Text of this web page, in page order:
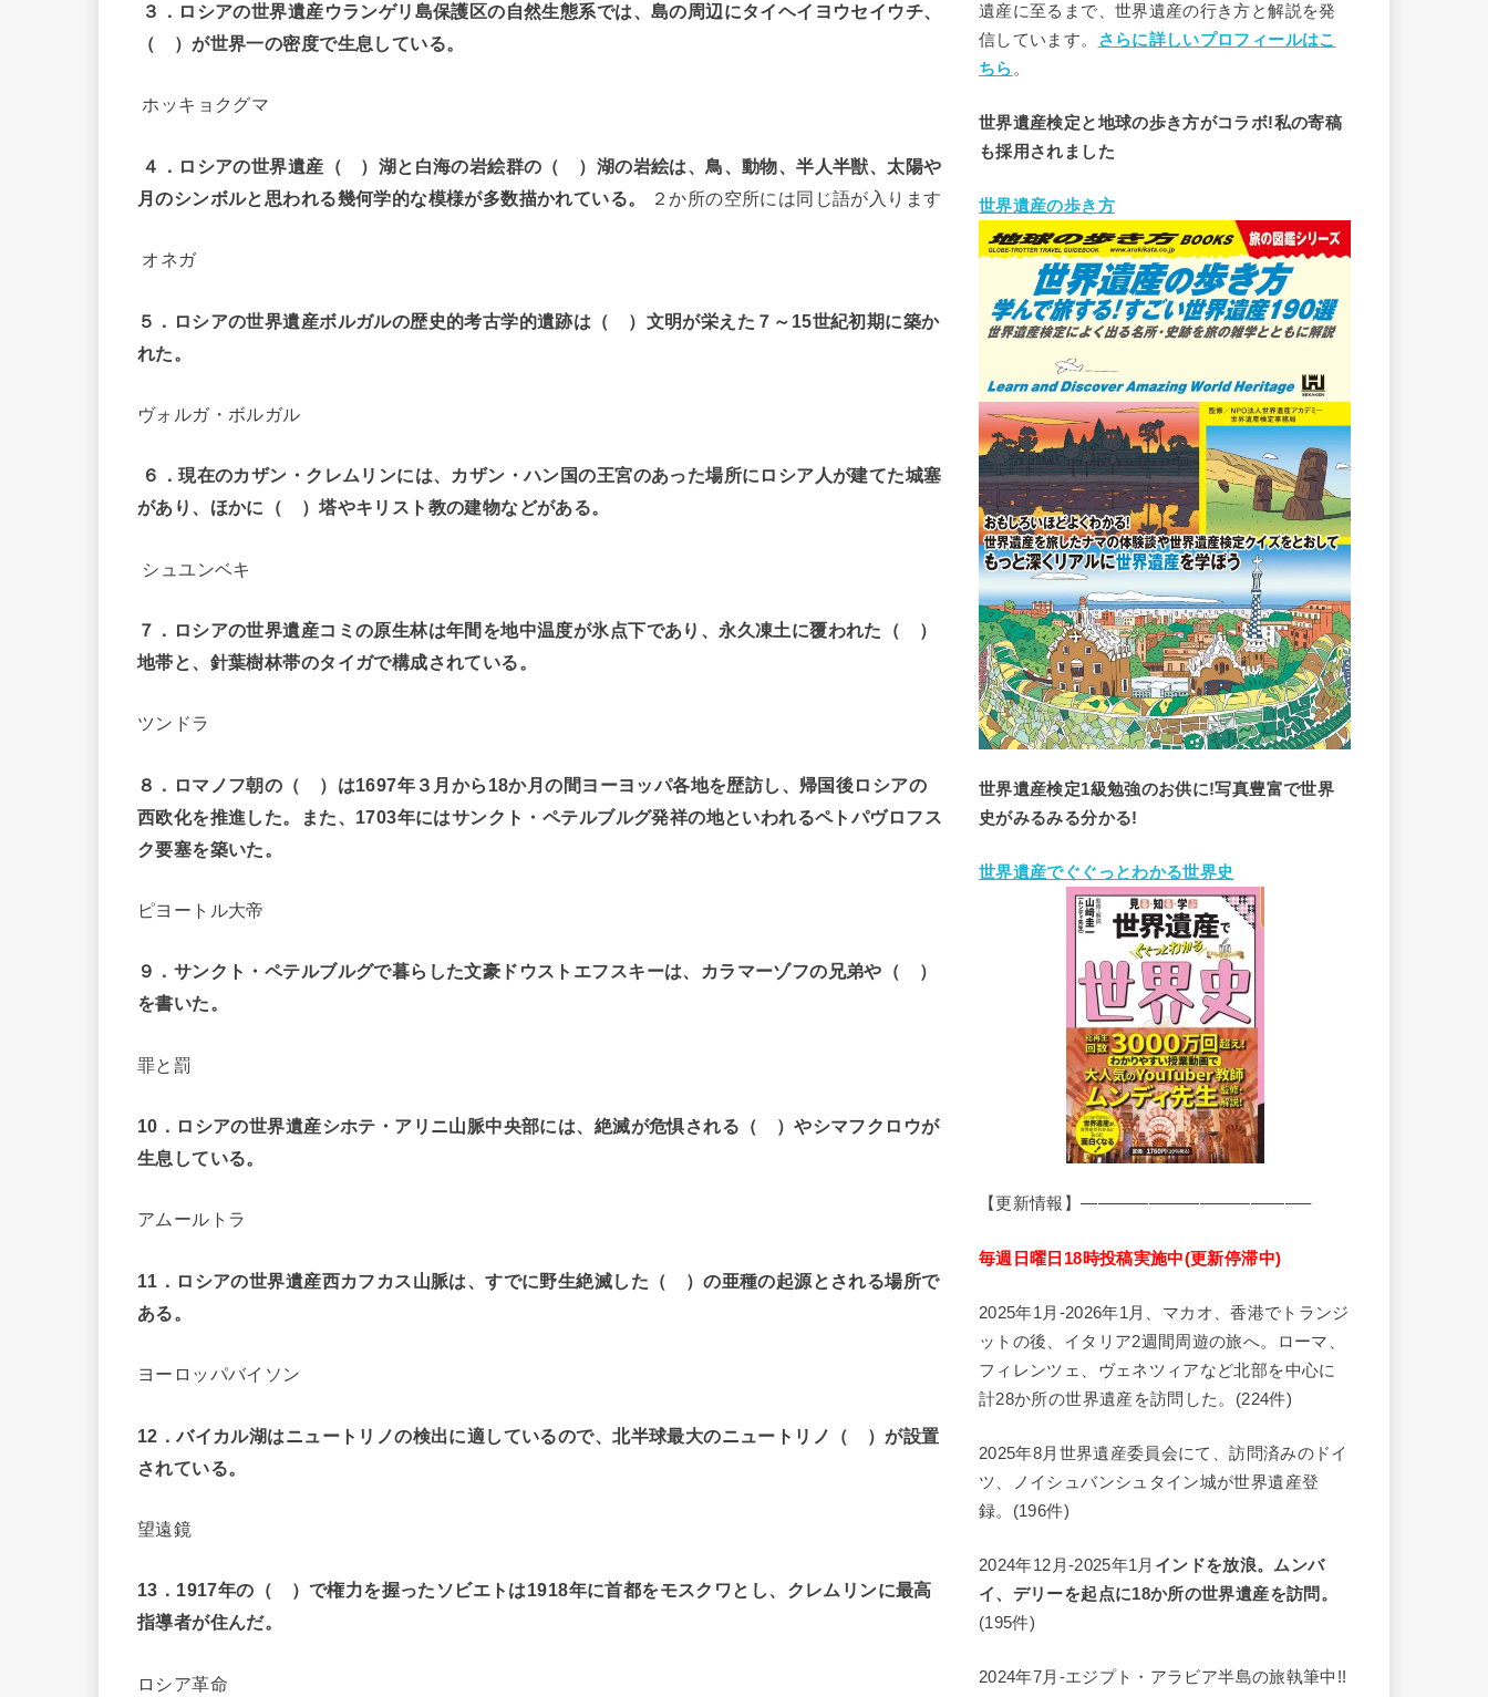
３．ロシアの世界遺産ウランゲリ島保護区の自然生態系では、島の周辺にタイヘイヨウセイウチ、
（ ）が世界一の密度で生息している。
ホッキョクグマ
４．ロシアの世界遺産（ ）湖と白海の岩絵群の（ ）湖の岩絵は、鳥、動物、半人半獣、太陽や
月のシンボルと思われる幾何学的な模様が多数描かれている。
２か所の空所には同じ語が入ります
オネガ
５．ロシアの世界遺産ボルガルの歴史的考古学的遺跡は（ ）文明が栄えた７～15世紀初期に築か
れた。
ヴォルガ・ボルガル
６．現在のカザン・クレムリンには、カザン・ハン国の王宮のあった場所にロシア人が建てた城塞
があり、ほかに（ ）塔やキリスト教の建物などがある。
シュユンベキ
７．ロシアの世界遺産コミの原生林は年間を地中温度が氷点下であり、永久凍土に覆われた（ ）
地帯と、針葉樹林帯のタイガで構成されている。
ツンドラ
８．ロマノフ朝の（ ）は1697年３月から18か月の間ヨーヨッパ各地を歴訪し、帰国後ロシアの
西欧化を推進した。また、1703年にはサンクト・ペテルブルグ発祥の地といわれるペトパヴロフス
ク要塞を築いた。
ピヨートル大帝
９．サンクト・ペテルブルグで暮らした文豪ドウストエフスキーは、カラマーゾフの兄弟や（ ）
を書いた。
罪と罰
10 ．ロシアの世界遺産シホテ・アリニ山脈中央部には、絶滅が危惧される（ ）やシマフクロウが
生息している。
アムールトラ
11 ．ロシアの世界遺産西カフカス山脈は、すでに野生絶滅した（ ）の亜種の起源とされる場所で
ある。
ヨーロッパバイソン
12 ．バイカル湖はニュートリノの検出に適しているので、北半球最大のニュートリノ（ ）が設置
されている。
望遠鏡
13 ． 1917年の（ ）で権力を握ったソビエトは1918年に首都をモスクワとし、クレムリンに最高
指導者が住んだ。
ロシア革命
遺産に至るまで、世界遺産の行き方と解説を発
信しています。
さらに詳しいプロフィールはこ
ちら 。
世界遺産検定と地球の歩き方がコラボ!私の寄稿
も採用されました
世界遺産の歩き方
世界遺産検定1級勉強のお供に!写真豊富で世界
史がみるみる分かる!
世界遺産でぐぐっとわかる世界史
【更新情報】—————————————–
毎週日曜日18時投稿実施中(更新停滞中)
2025年1月-2026年1月、マカオ、香港でトランジ
ットの後、イタリア2週間周遊の旅へ。ローマ、
フィレンツェ、ヴェネツィアなど北部を中心に
計28か所の世界遺産を訪問した。(224件)
2025年8月世界遺産委員会にて、訪問済みのドイ
ツ、ノイシュバンシュタイン城が世界遺産登
録。(196件)
2024年12月-2025年1月 インドを放浪。ムンバ
イ、デリーを起点に18か所の世界遺産を訪問。
(195件)
2024年7月-エジプト・アラビア半島の旅執筆中!!